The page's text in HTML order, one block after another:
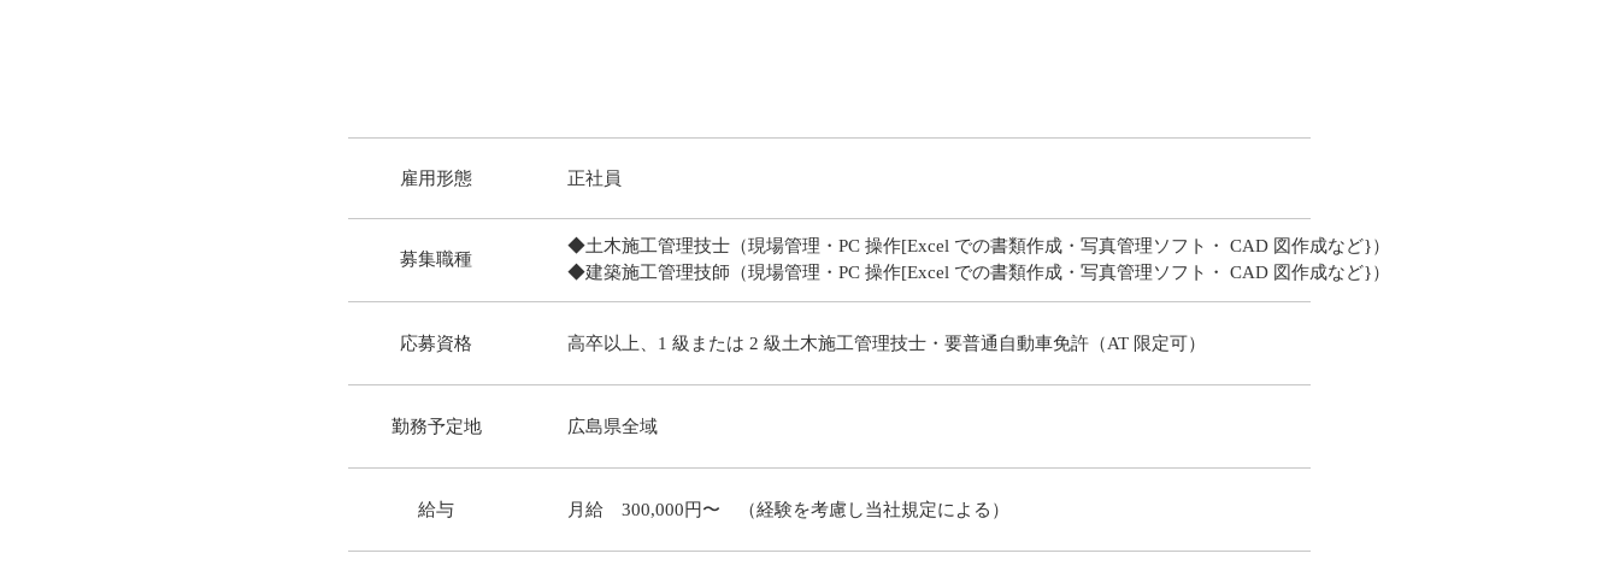
​雇用形態 ​正社員
​募集職種
◆土木施工管理技士（現場管理・PC 操作[Excel での書類作成・写真管理ソフト・ CAD 図作成など}）
◆建築施工管理技師（現場管理・PC 操作[Excel での書類作成・写真管理ソフト・ CAD 図作成など}）
​応募資格 高卒以上、1 級または 2 級土木施工管理技士・要普通自動車免許（AT 限定可）
​勤務予定地 ​広島県全域
​給与 月給 300,000円〜 （経験を考慮し当社規定による）